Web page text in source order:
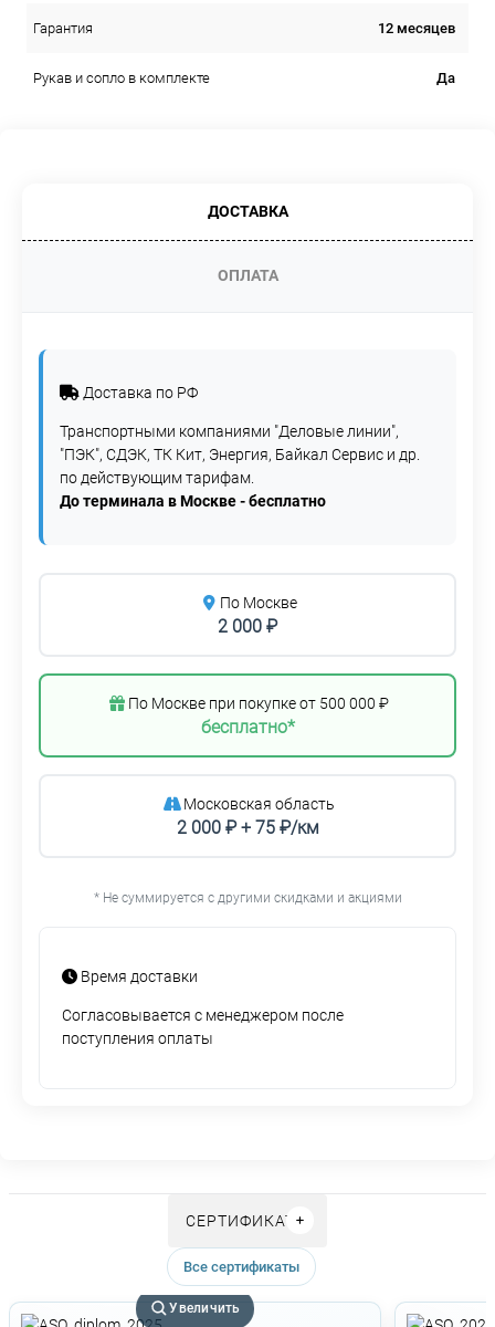
Гарантия 12 месяцев
Рукав и сопло в комплекте Да
ДОСТАВКА
ОПЛАТА
Доставка по РФ
Транспортными компаниями "Деловые линии",
"ПЭК", СДЭК, ТК Кит, Энергия, Байкал Сервис и др.
по действующим тарифам.
До терминала в Москве - бесплатно
По Москве
2 000 ₽
По Москве при покупке от 500 000 ₽
бесплатно*
Московская область
2 000 ₽ + 75 ₽/км
* Не суммируется с другими скидками и акциями
Время доставки
Согласовывается с менеджером после
поступления оплаты
СЕРТИФИКАТЫ
Все сертификаты
Увеличить